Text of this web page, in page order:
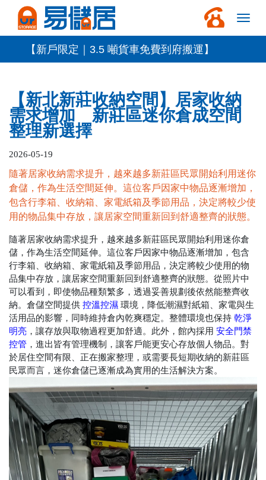
【新戶限定｜3.5 噸貨車免費到府搬運】
【新北新莊收納空間】居家收納
需求增加 新莊區迷你倉成空間
整理新選擇
2026-05-19
隨著居家收納需求提升，越來越多新莊區民眾開始利用迷你
倉儲，作為生活空間延伸。這位客戶因家中物品逐漸增加，
包含行李箱、收納箱、家電紙箱及季節用品，決定將較少使
用的物品集中存放，讓居家空間重新回到舒適整齊的狀態。
隨著居家收納需求提升，越來越多新莊區民眾開始利用迷你倉
儲，作為生活空間延伸。這位客戶因家中物品逐漸增加，包含
行李箱、收納箱、家電紙箱及季節用品，決定將較少使用的物
品集中存放，讓居家空間重新回到舒適整齊的狀態。從照片中
可以看到，即使物品種類繁多，透過妥善規劃後依然能整齊收
納。倉儲空間提供 控溫控濕 環境，降低潮濕對紙箱、家電與生
活用品的影響，同時維持倉內乾爽穩定。整體環境也保持 乾淨
明亮 ，讓存放與取物過程更加舒適。此外，館內採用 安全門禁
控管 ，進出皆有管理機制，讓客戶能更安心存放個人物品。對
於居住空間有限、正在搬家整理，或需要長短期收納的新莊區
民眾而言，迷你倉儲已逐漸成為實用的生活解決方案。